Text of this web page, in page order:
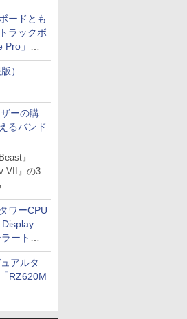
ードとも
ラックボ
」が
）
ーの購
るバンド
』
VII』の3
ワーCPU
ートッ
載
アルタ
RZ620M